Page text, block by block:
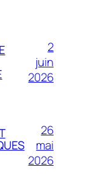
2
juin
2026
26
mai
2026